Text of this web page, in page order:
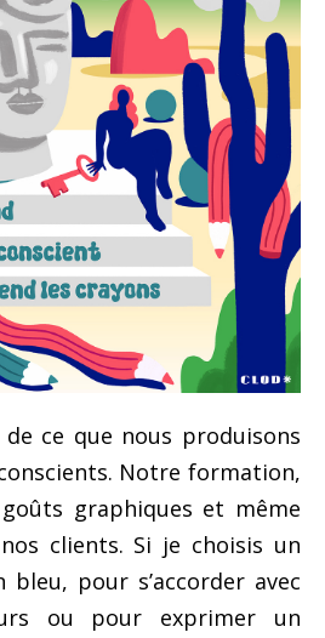
ce que nous produisons
Notre formation,
graphiques et même
clients. Si je choisis un
bleu, pour s’accorder avec
ou pour exprimer un